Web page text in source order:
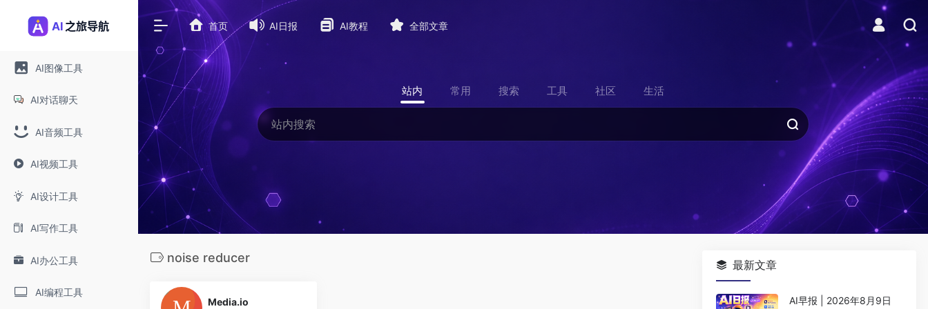
AI图像工具
AI对话聊天
AI音频工具
AI视频工具
AI设计工具
AI写作工具
AI办公工具
AI编程工具
首页 AI日报 AI教程 全部文章
站内 常用 搜索 工具 社区 生活
noise reducer
Media.io
最新文章
AI早报 | 2026年8月9日